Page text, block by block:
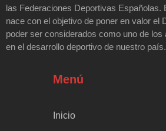
las Federaciones Deportivas Españolas.
nace con el objetivo de poner en valor el
poder ser considerados como uno de
en el desarrollo deportivo de nuestro país.
Menú
Inicio